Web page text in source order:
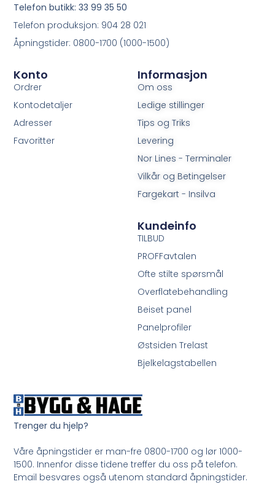
Trenger du hjelp?
Våre åpningstider er man-fre 0800-1700 og lør 1000-
1500. Innenfor disse tidene treffer du oss på telefon.
Email besvares også utenom standard åpningstider.
Informasjon
Om oss
Ledige stillinger
Tips og Triks
Levering
Nor Lines - Terminaler
Vilkår og Betingelser
Fargekart - Insilva
Konto
Ordrer
Kontodetaljer
Adresser
Favoritter
Kundeinfo
TILBUD
PROFFavtalen
Ofte stilte spørsmål
Overflatebehandling
Beiset panel
Panelprofiler
Østsiden Trelast
Bjelkelagstabellen
Telefon butikk: 33 99 35 50
Telefon produksjon: 904 28 021
Åpningstider: 0800-1700 (1000-1500)